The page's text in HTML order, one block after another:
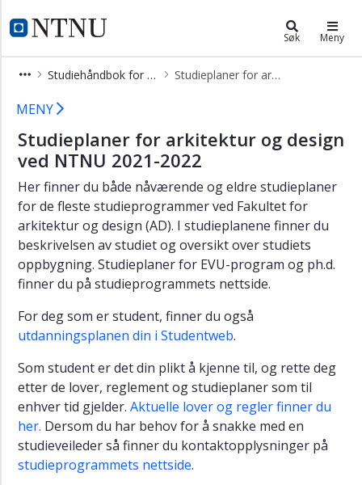
NTNU Hjemmeside
Studier Søk Meny
Studiehåndbok for arkitektur Studieplaner for arkitektur 2021-2022
Studieplaner for arkitektur 2021-
×
Søk
opptak
Emnesøk
Studiehåndbøker
og
studieplaner
Studieavgift
MENY
Studieplaner for arkitektur og design
ved NTNU 2021-2022
Her finner du både nåværende og eldre studieplaner
for de fleste studieprogrammer ved Fakultet for
arkitektur og design (AD). I studieplanene finner du
beskrivelsen av studiet og oversikt over studiets
oppbygning. Studieplaner for EVU-program og ph.d.
finner du på studieprogrammets nettside.
For deg som er student, finner du også
utdanningsplanen din i Studentweb.
Som student er det din plikt å kjenne til, og rette deg
etter de lover, reglement og studieplaner som til
enhver tid gjelder. Aktuelle lover og regler finner du
her. Dersom du har behov for å snakke med en
studieveileder så finner du kontaktopplysninger på
studieprogrammets nettside.